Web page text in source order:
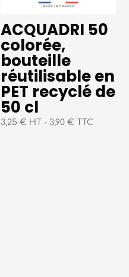
ACQUADRI 50
colorée,
bouteille
réutilisable en
PET recyclé de
50 cl
3,25 € HT - 3,90 € TTC